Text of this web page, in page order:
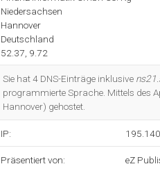
Niedersachsen
Hannover
Deutschland
52.37, 9.72
Sie hat 4 DNS-Einträge inklusive
programmierte Sprache. Mittels des
Hannover) gehostet.
IP:
Präsentiert von: eZ